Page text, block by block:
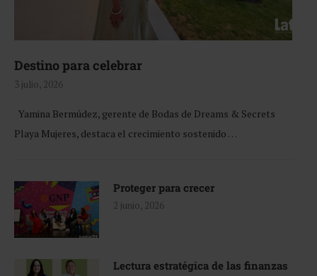
Destino para celebrar
3 julio, 2026
Yamina Bermúdez, gerente de Bodas de Dreams & Secrets
Playa Mujeres, destaca el crecimiento sostenido …
Proteger para crecer
2 junio, 2026
Lectura estratégica de las finanzas